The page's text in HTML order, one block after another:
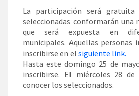
La participación será
seleccionadas conformarán
que será expuesta en
municipales. Aquellas personas
inscribirse en el siguiente link.
Hasta este domingo 25 de
inscribirse. El miércoles 28
conocer los seleccionados.